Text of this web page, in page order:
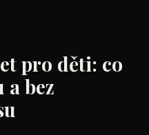
pro děti: co
bez